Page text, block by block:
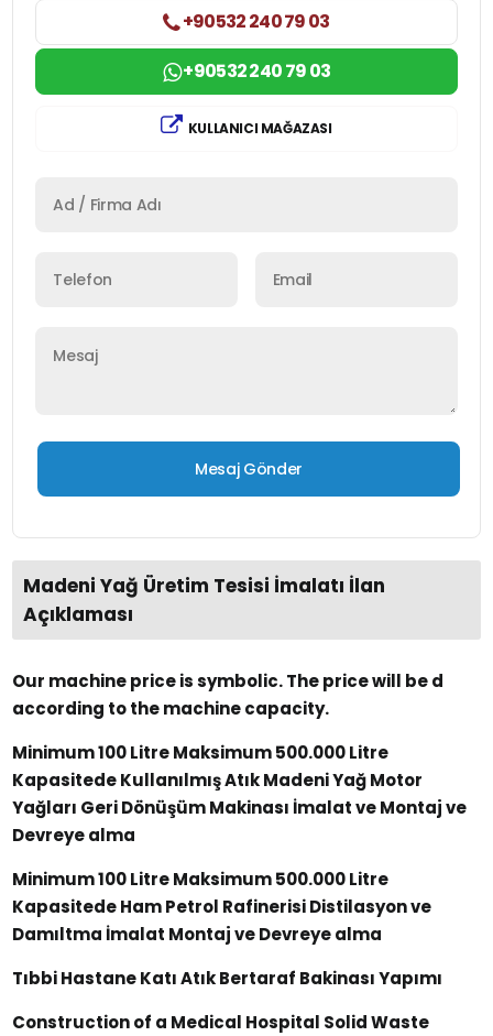
+90532 240 79 03
+90532 240 79 03
KULLANICI MAĞAZASI
Madeni Yağ Üretim Tesisi İmalatı İlan
Açıklaması
Our machine price is symbolic. The price will be d
according to the machine capacity.
Minimum 100 Litre Maksimum 500.000 Litre
Kapasitede Kullanılmış Atık Madeni Yağ Motor
Yağları Geri Dönüşüm Makinası İmalat ve Montaj ve
Devreye alma
Minimum 100 Litre Maksimum 500.000 Litre
Kapasitede Ham Petrol Rafinerisi Distilasyon ve
Damıltma İmalat Montaj ve Devreye alma
Tıbbi Hastane Katı Atık Bertaraf Bakinası Yapımı
Construction of a Medical Hospital Solid Waste